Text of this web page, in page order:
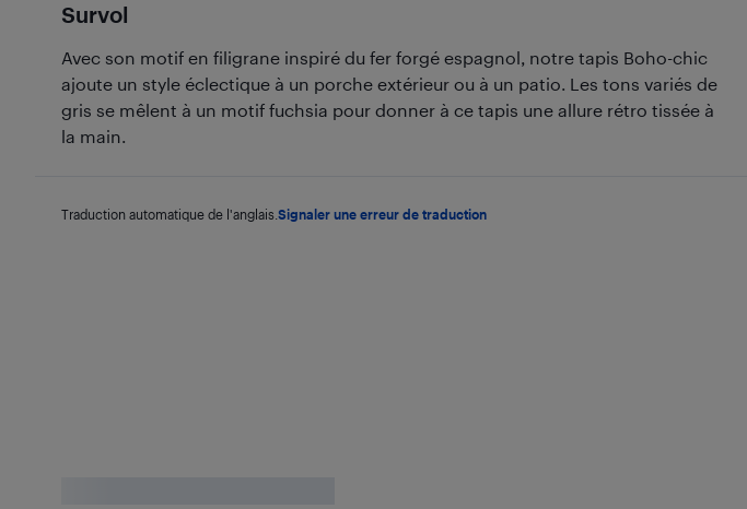
Survol
Avec son motif en filigrane inspiré du fer forgé espagnol, notre tapis Boho-chic
ajoute un style éclectique à un porche extérieur ou à un patio. Les tons variés de
gris se mêlent à un motif fuchsia pour donner à ce tapis une allure rétro tissée à
la main.
Traduction automatique de l'anglais. Signaler une erreur de traduction